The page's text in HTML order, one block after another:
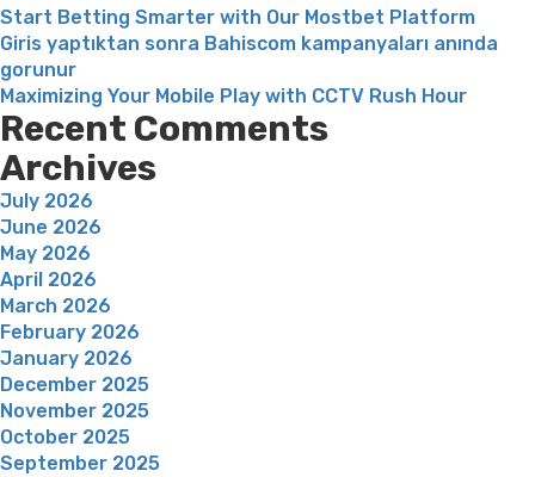
Start Betting Smarter with Our Mostbet Platform
Giris yaptıktan sonra Bahiscom kampanyaları anında
gorunur
Maximizing Your Mobile Play with CCTV Rush Hour
Recent Comments
Archives
July 2026
June 2026
May 2026
April 2026
March 2026
February 2026
January 2026
December 2025
November 2025
October 2025
September 2025